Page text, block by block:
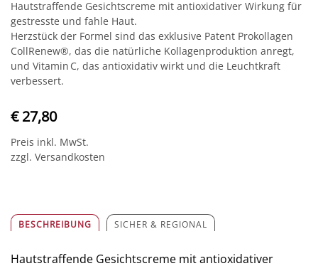
Hautstraffende Gesichtscreme mit antioxidativer Wirkung für
gestresste und fahle Haut.
Herzstück der Formel sind das exklusive Patent Prokollagen
CollRenew®, das die natürliche Kollagenproduktion anregt,
und Vitamin C, das antioxidativ wirkt und die Leuchtkraft
verbessert.
€ 27,80
Preis inkl. MwSt.
zzgl. Versandkosten
BESCHREIBUNG SICHER & REGIONAL
Hautstraffende Gesichtscreme mit antioxidativer